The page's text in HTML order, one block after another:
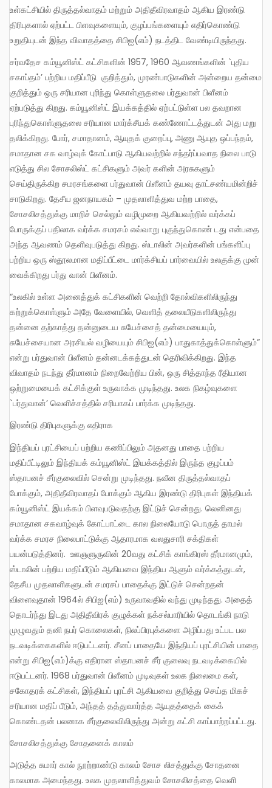
உள்கட்சியில் திருத்தல்வாதம் மற்றும் அதிதீவிரவாதம் ஆகிய இரண்டு
திரிபுகளால் ஏற்பட்ட பிளவுகளையும், குழப்பங்களையும் எதிர்கொண்டு
உறுதியுடன் இந்த விவாதத்தை சிபிஐ(எம்) நடத்திட வேண்டியிருந்தது.
சர்வதேச கம்யூனிஸ்ட் கட்சிகளின் 1957, 1960 ஆவணங்களின் `புதிய
சகாப்தம்’ பற்றிய மதிப்பீடு குறித்தும், முரண்பாடுகளின் அன்றைய தன்மை
குறித்தும் ஒரு சரியான புரிந்து கொள்ளுதலை பர்துவான் பிளீனம்
ஏற்படுத்து கிறது. கம்யூனிஸ்ட் இயக்கத்தில் ஏற்பட்டுள்ள பல தவறான
புரிந்துகொள்ளுதலை சரியான மார்க்சீயக் கண்ணோட்டத்துடன் அது மறு
தலிக்கிறது. போர், சமாதானம், ஆயுதக் குறைப்பு, அணு ஆயுத ஒப்பந்தம்,
சமாதான சக வாழ்வுக் கோட்பாடு ஆகியவற்றில் சந்தர்ப்பவாத நிலை பாடு
எடுத்து சில சோசலிஸ்ட் கட்சிகளும் அவர் களின் அரசுகளும்
செய்திருக்கிற சமரசங்களை பர்துவான் பிளீனம் தயவு தாட்சண்யமின்றிச்
சாடுகிறது. தேசீய ஜனநாயகம் – முதலாளித்துவ மற்ற பாதை,
சோசலிசத்துக்கு மாறிச் செல்லும் வழிமுறை ஆகியவற்றில் வர்க்கப்
போருக்குப் பதிலாக வர்க்க சமரசம் எவ்வாறு புகுந்துகொண் டது என்பதை
அந்த ஆவணம் தெளிவுபடுத்து கிறது. ஸ்டாலின் அவர்களின் பங்களிப்பு
பற்றிய ஒரு ஸ்தூலமான மதிப்பீட்டை மார்க்சியப் பார்வையில் உலகுக்கு முன்
வைக்கிறது பர்து வான் பிளீனம்.
“உலகில் உள்ள அனைத்துக் கட்சிகளின் வெற்றி தோல்விகளிலிருந்து
கற்றுக்கொள்ளும் அதே வேளையில், வெளித் தலையீடுகளிலிருந்து
தன்னை தற்காத்து தன்னுடைய சுயேச்சைத் தன்மையையும்,
சுயேச்சையான அரசியல் வழியையும் சிபிஐ(எம்) பாதுகாத்துக்கொள்ளும்”
என்று பர்துவான் பிளீனம் தன்னடக்கத்துடன் தெரிவிக்கிறது. இந்த
விவாதம் நடந்து தீர்மானம் நிறைவேற்றிய பின், ஒரு சித்தாந்த ரீதியான
ஒற்றுமையைக் கட்சிக்குள் உருவாக்க முடிந்தது. உலக நிகழ்வுகளை
`பர்துவான்’ வெளிச்சத்தில் சரியாகப் பார்க்க முடிந்தது.
இரண்டு திரிபுகளுக்கு எதிராக
இந்தியப் புரட்சியைப் பற்றிய கணிப்பிலும் அதனது பாதை பற்றிய
மதிப்பீட்டிலும் இந்தியக் கம்யூனிஸ்ட் இயக்கத்தில் இருந்த குழப்பம்
ஸ்தாபனச் சீர்குலைவில் சென்று முடிந்தது. நவீன திருத்தல்வாதப்
போக்கும், அதிதீவிரவாதப் போக்கும் ஆகிய இரண்டு திரிபுகள் இந்தியக்
கம்யூனிஸ்ட் இயக்கம் பிளவுபடுவதற்கு இட்டுச் சென்றது. லெனினது
சமாதான சகவாழ்வுக் கோட்பாட்டை கால நிலையோடு பொருத் தாமல்
வர்க்க சமரச நிலைபாட்டுக்கு ஆதாரமாக வலதுசாரி சக்திகள்
பயன்படுத்தினர். ஊஞளுருவின் 20வது கட்சிக் காங்கிரஸ் தீர்மானமும்,
ஸ்டாலின் பற்றிய மதிப்பீடும் ஆகியவை இந்திய ஆளும் வர்க்கத்துடன்,
தேசீய முதலாளிகளுடன் சமரசப் பாதைக்கு இட்டுச் சென்றதன்
விளைவுதான் 1964ல் சிபிஐ(எம்) உருவாவதில் வந்து முடிந்தது. அதைத்
தொடர்ந்து இடது அதிதீவிரக் குழுக்கள் நக்சல்பாரியில் தொடங்கி நாடு
முழுவதும் தனி நபர் கொலைகள், நிலப்பிரபுக்களை அழிப்பது உட்பட பல
நடவடிக்கைகளில் ஈடுபட்டனர். சீனப் பாதையே இந்தியப் புரட்சியின் பாதை
என்று சிபிஐ(எம்)க்கு எதிரான ஸ்தாபனச் சீர் குலைவு நடவடிக்கையில்
ஈடுபட்டனர். 1968 பர்துவான் பிளீனம் முடிவுகள் உலக நிலைமை கள்,
சகோதரக் கட்சிகள், இந்தியப் புரட்சி ஆகியவை குறித்து செய்த மிகச்
சரியான மதிப் பீடும், அந்தத் தத்துவார்த்த ஆயுதத்தைக் கைக்
கொண்டதன் பலனாக சீர்குலைவிலிருந்து அன்று கட்சி காப்பாற்றப்பட்டது.
சோசலிசத்துக்கு சோதனைக் காலம்
அடுத்த சுமார் கால் நூற்றாண்டு காலம் சோச லிசத்துக்கு சோதனை
காலமாக அமைந்தது. உலக முதலாளித்துவம் சோசலிசத்தை வெளி